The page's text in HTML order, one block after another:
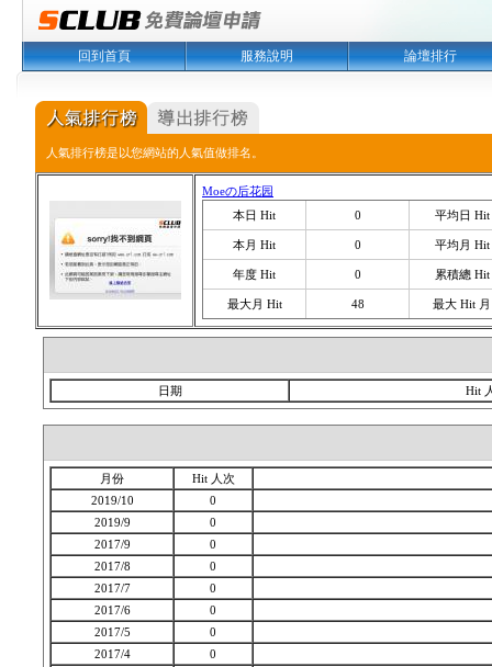
回到首頁 服務說明 論壇排行
人氣排行榜是以您網站的人氣值做排名。
Moeの后花园
本日 Hit
0 平均日 Hit
本月 Hit 0 平均月 Hit
年度 Hit 0 累積總 Hit
最大月 Hit 48 最大 Hit 月
日期 Hit
月份
Hit 人次
2019/10
0
2019/9
0
2017/9
0
2017/8
0
2017/7
0
2017/6
0
2017/5
0
2017/4
0